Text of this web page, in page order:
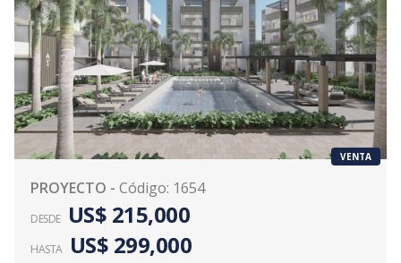
VENTA
PROYECTO - Código: 1654
DESDE US$ 215,000
HASTA US$ 299,000